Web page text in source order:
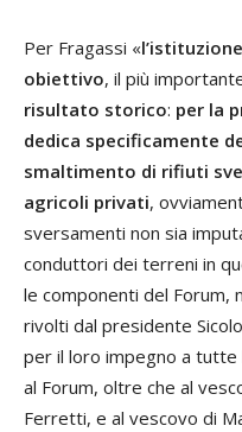
Per Fragassi «
obiettivo, il più
risultato storico: per la
dedica specificamente
smaltimento di rifiuti
agricoli privati,
sversamenti non sia
conduttori dei terreni in
le componenti del Forum,
rivolti dal presidente
per il loro impegno a
al Forum, oltre che al
Ferretti, e al vescovo di